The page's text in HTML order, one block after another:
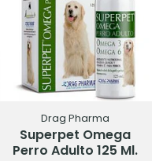
Drag Pharma
Superpet Omega
Perro Adulto 125 Ml.